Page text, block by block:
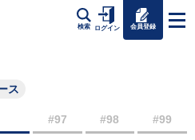
検索 ログイン 会員登録
ス
#97 #98 #99